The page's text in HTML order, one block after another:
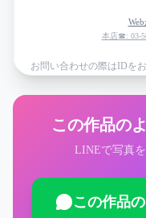
本店☎: 03-
お問い合わせの際はIDを
この作品の
LINEで写真
この作品